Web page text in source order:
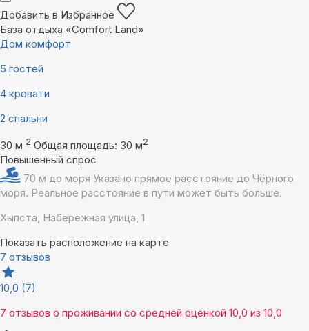
Добавить в Избранное
База отдыха «Comfort Land»
Дом комфорт
5 гостей
4 кровати
2 спальни
30 м 2 Общая площадь: 30 м2
Повышенный спрос
70 м до моря Указано прямое расстояние до Чёрного
моря. Реальное расстояние в пути может быть больше.
Хыпста, Набережная улица, 1
Показать расположение на карте
7 отзывов
10,0 (7)
7 отзывов о проживании со средней оценкой 10,0 из 10,0